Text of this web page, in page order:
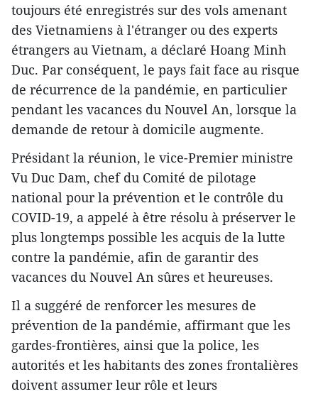
toujours été enregistrés sur des vols amenant
des Vietnamiens à l'étranger ou des experts
étrangers au Vietnam, a déclaré Hoang Minh
Duc. Par conséquent, le pays fait face au risque
de récurrence de la pandémie, en particulier
pendant les vacances du Nouvel An, lorsque la
demande de retour à domicile augmente.
Présidant la réunion, le vice-Premier ministre
Vu Duc Dam, chef du Comité de pilotage
national pour la prévention et le contrôle du
COVID-19, a appelé à être résolu à préserver le
plus longtemps possible les acquis de la lutte
contre la pandémie, afin de garantir des
vacances du Nouvel An sûres et heureuses.
Il a suggéré de renforcer les mesures de
prévention de la pandémie, affirmant que les
gardes-frontières, ainsi que la police, les
autorités et les habitants des zones frontalières
doivent assumer leur rôle et leurs